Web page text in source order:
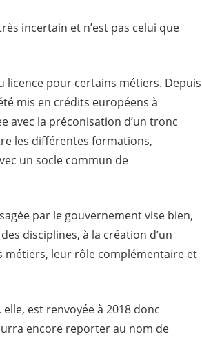
incertain et n’est pas celui que
licence pour certains métiers. Depuis
mis en crédits européens à
avec la préconisation d’un tronc
les différentes formations,
un socle commun de
par le gouvernement vise bien,
disciplines, à la création d’un
métiers, leur rôle complémentaire et
est renvoyée à 2018 donc
encore reporter au nom de